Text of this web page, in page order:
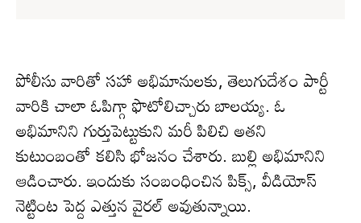
పోలీసు వారితో సహా అభిమానులకు, తెలుగుదేశం పార్టీ
వారికి చాలా ఓపిగ్గా ఫొటోలిచ్చారు బాలయ్య. ఓ
అభిమానిని గుర్తుపెట్టుకుని మరీ పిలిచి అతని
కుటుంబంతో కలిసి భోజనం చేశారు. బుల్లి అభిమానిని
ఆడించారు. ఇందుకు సంబంధించిన పిక్స్, వీడియోస్
నెట్టింట పెద్ద ఎత్తున వైరల్ అవుతున్నాయి.